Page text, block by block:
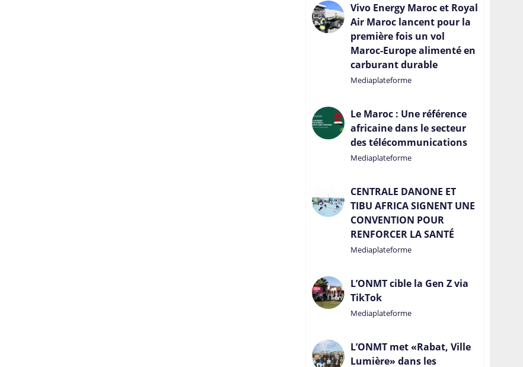
Vivo Energy Maroc et Royal
Air Maroc lancent pour la
première fois un vol
Maroc-Europe alimenté en
carburant durable
Mediaplateforme
Le Maroc : Une référence
africaine dans le secteur
des télécommunications
Mediaplateforme
CENTRALE DANONE ET
TIBU AFRICA SIGNENT UNE
CONVENTION POUR
RENFORCER LA SANTÉ
Mediaplateforme
L’ONMT cible la Gen Z via
TikTok
Mediaplateforme
L’ONMT met «Rabat, Ville
Lumière» dans les